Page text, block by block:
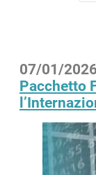
07/01/
Pacchetto